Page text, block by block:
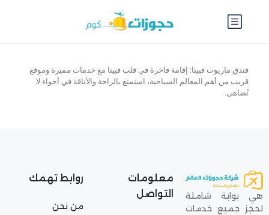
فندق ماريوت فيينا: إقامة فاخرة في قلب فيينا مع خدمات مميزة وموقع
قريب من أهم المعالم السياحية، استمتع بالراحة والأناقة في أجواء لا
تُضاهى.
هي بوابة شاملة
لحجز جميع خدمات
معلومات
التواصل
روابط تهمك
من نحن